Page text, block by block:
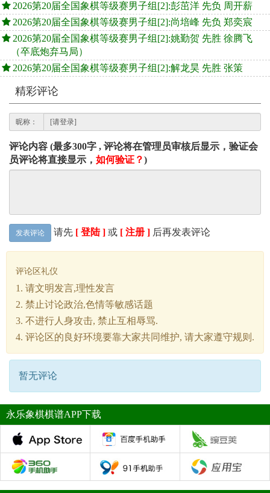
2026第20届全国象棋等级赛男子组[2]:彭茁洋 先负 周开薪
2026第20届全国象棋等级赛男子组[2]:尚培峰 先负 郑奕宸
2026第20届全国象棋等级赛男子组[2]:姚勤贺 先胜 徐腾飞
（卒底炮弃马局）
2026第20届全国象棋等级赛男子组[2]:解龙昊 先胜 张策
精彩评论
昵称：
评论内容 (最多300字 , 评论将在管理员审核后显示，验证会
员评论将直接显示， 如何验证？)
发表评论 请先 [ 登陆 ] 或 [ 注册 ] 后再发表评论
评论区礼仪
1. 请文明发言,理性发言
2. 禁止讨论政治,色情等敏感话题
3. 不进行人身攻击, 禁止互相辱骂.
4. 评论区的良好环境要靠大家共同维护, 请大家遵守规则.
暂无评论
永乐象棋棋谱APP下载